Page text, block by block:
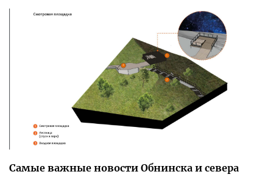
Самые важные новости Обнинска и севера